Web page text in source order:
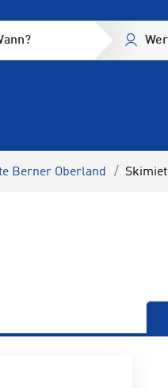
Berner Oberland